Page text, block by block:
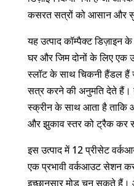
कसरत सत्रों को आसान और
यह उत्पाद कॉम्पैक्ट डिज़ाइन
घर और जिम दोनों के लिए एक
स्लॉट के साथ चिकनी हैंडल
सत्र करने की अनुमति देते हैं।
स्क्रीन के साथ आता है ताकि
और झुकाव स्तर को ट्रैक कर
इस उत्पाद में 12 प्रीसेट
एक प्रभावी वर्कआउट सेशन
इच्छानुसार मोड चुन सकते